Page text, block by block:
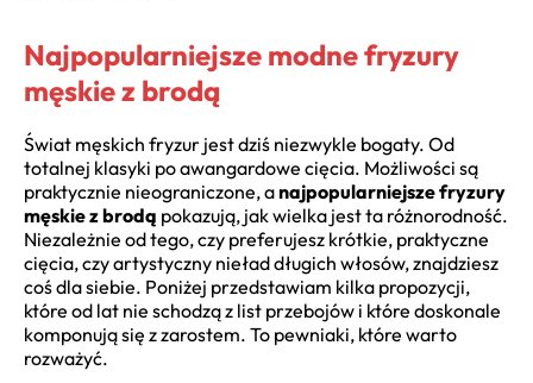
Najpopularniejsze modne fryzury
męskie z brodą
Świat męskich fryzur jest dziś niezwykle bogaty. Od
totalnej klasyki po awangardowe cięcia. Możliwości są
praktycznie nieograniczone, anajpopularniejsze fryzury
męskie z brodą pokazują, jak wielka jest ta różnorodność.
Niezależnie od tego, czy preferujesz krótkie, praktyczne
cięcia, czy artystyczny nieład długich włosów, znajdziesz
coś dla siebie. Poniżej przedstawiam kilka propozycji,
które od lat nie schodzą z list przebojów i które doskonale
komponują się z zarostem. To pewniaki, które warto
rozważyć.